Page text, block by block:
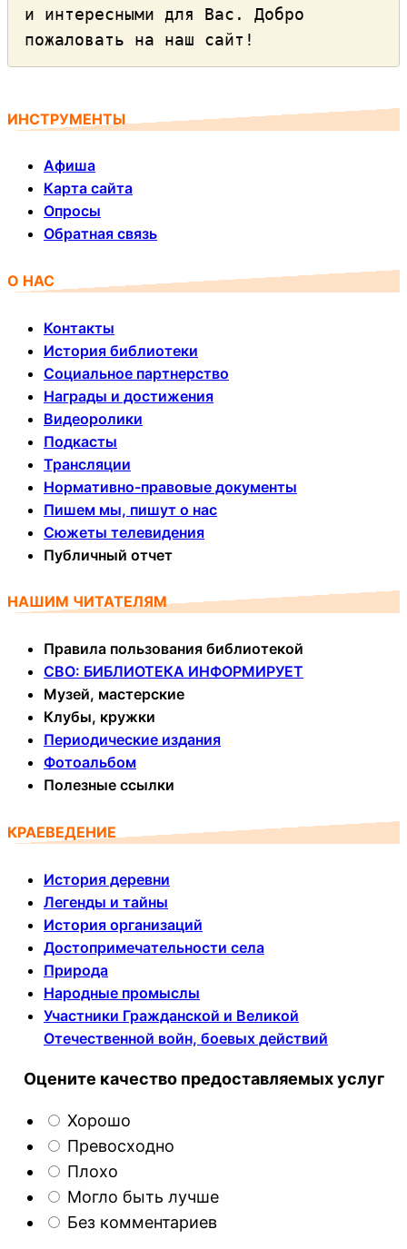
и интересными для Вас. Добро
пожаловать на наш сайт!
ИНСТРУМЕНТЫ
Афиша
Карта сайта
Опросы
Обратная связь
О НАС
Контакты
История библиотеки
Социальное партнерство
Награды и достижения
Видеоролики
Подкасты
Трансляции
Нормативно-правовые документы
Пишем мы, пишут о нас
Сюжеты телевидения
Публичный отчет
НАШИМ ЧИТАТЕЛЯМ
Правила пользования библиотекой
СВО: БИБЛИОТЕКА ИНФОРМИРУЕТ
Музей, мастерские
Клубы, кружки
Периодические издания
Фотоальбом
Полезные ссылки
КРАЕВЕДЕНИЕ
История деревни
Легенды и тайны
История организаций
Достопримечательности села
Природа
Народные промыслы
Участники Гражданской и Великой
Отечественной войн, боевых действий
Оцените качество предоставляемых услуг
Хорошо
Превосходно
Плохо
Могло быть лучше
Без комментариев